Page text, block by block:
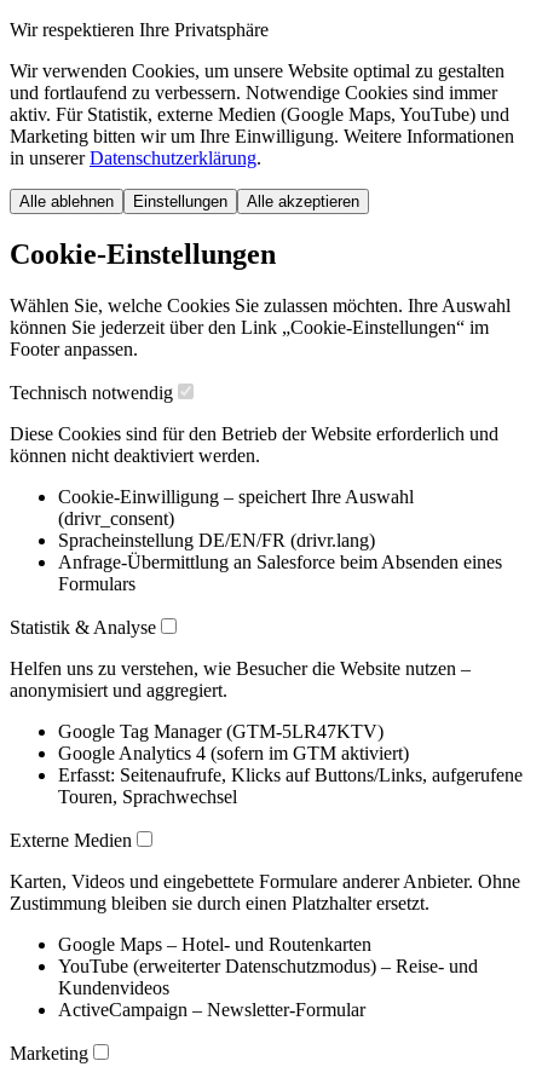
Wir respektieren Ihre Privatsphäre
Wir verwenden Cookies, um unsere Website optimal zu gestalten
und fortlaufend zu verbessern. Notwendige Cookies sind immer
aktiv. Für Statistik, externe Medien (Google Maps, YouTube) und
Marketing bitten wir um Ihre Einwilligung. Weitere Informationen
in unsererDatenschutzerklärung.
Alle ablehnen Einstellungen Alle akzeptieren
Cookie-Einstellungen
Wählen Sie, welche Cookies Sie zulassen möchten. Ihre Auswahl
können Sie jederzeit über den Link „Cookie-Einstellungen“ im
Footer anpassen.
Technisch notwendig
Diese Cookies sind für den Betrieb der Website erforderlich und
können nicht deaktiviert werden.
Cookie-Einwilligung – speichert Ihre Auswahl
(drivr_consent)
Spracheinstellung DE/EN/FR (drivr.lang)
Anfrage-Übermittlung an Salesforce beim Absenden eines
Formulars
Statistik & Analyse
Helfen uns zu verstehen, wie Besucher die Website nutzen –
anonymisiert und aggregiert.
Google Tag Manager (GTM-5LR47KTV)
Google Analytics 4 (sofern im GTM aktiviert)
Erfasst: Seitenaufrufe, Klicks auf Buttons/Links, aufgerufene
Touren, Sprachwechsel
Externe Medien
Karten, Videos und eingebettete Formulare anderer Anbieter. Ohne
Zustimmung bleiben sie durch einen Platzhalter ersetzt.
Google Maps – Hotel- und Routenkarten
YouTube (erweiterter Datenschutzmodus) – Reise- und
Kundenvideos
ActiveCampaign – Newsletter-Formular
Marketing